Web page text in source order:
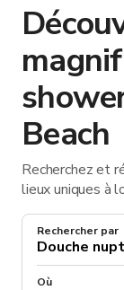
Beach
Recherchez et
lieux uniques à
Rechercher par
Où